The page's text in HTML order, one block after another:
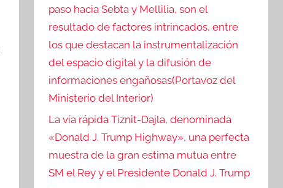
paso hacia Sebta y Mellilia, son el
resultado de factores intrincados, entre
los que destacan la instrumentalización
del espacio digital y la difusión de
informaciones engañosas(Portavoz del
Ministerio del Interior)
La vía rápida Tiznit-Dajla, denominada
«Donald J. Trump Highway», una perfecta
muestra de la gran estima mutua entre
SM el Rey y el Presidente Donald J. Trump